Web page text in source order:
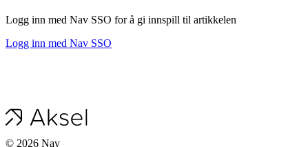
Logg inn med Nav SSO for å gi innspill til artikkelen
Logg inn med Nav SSO
© 2026 Nav